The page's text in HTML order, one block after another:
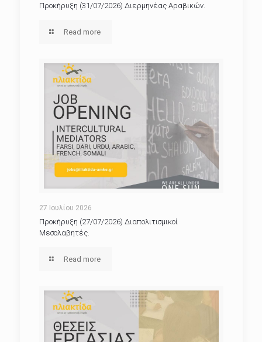
Προκήρυξη (31/07/2026) Διερμηνέας Αραβικών.
Read more
27 Ιουλίου 2026
Προκήρυξη (27/07/2026) Διαπολιτισμικοί
Μεσολαβητές.
Read more